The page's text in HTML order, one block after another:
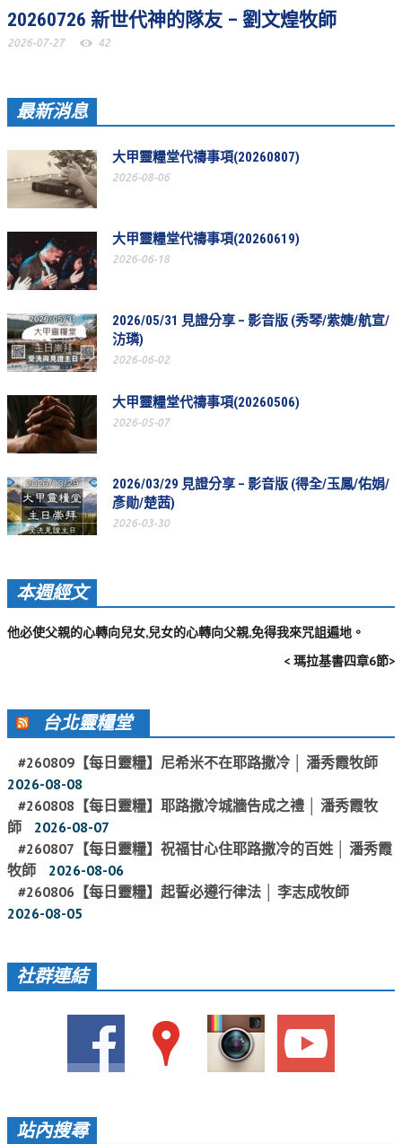
教會節慶_2019年
教會節慶_2018年
教會節慶_2016年
教會節慶_2015年
教會節慶_2014年
活動影音
活動影音_2026年
活動影音_2025年
活動影音_2024年
活動影音_2022年
活動影音_2021年
活動影音_2020年
活動影音_2019年
活動影音_2017年
活動影音_2013年
社區愛加倍
愛加倍協會介紹
愛加倍活動相簿
課後陪讀班資訊
陪讀班活動相簿
大甲靈糧堂 FB粉絲專頁
讚美之泉 YOUTUBE 頻道
信望愛全球資訊網
20260726 新世代神的隊友 – 劉文煌牧師
2026-07-27 42
最新消息
大甲靈糧堂代禱事項(20260807)
2026-08-06
大甲靈糧堂代禱事項(20260619)
2026-06-18
2026/05/31 見證分享 – 影音版 (秀琴/紫婕/航宣/
汸璘)
2026-06-02
大甲靈糧堂代禱事項(20260506)
2026-05-07
2026/03/29 見證分享 – 影音版 (得全/玉鳳/佑娟/
彥勛/楚茜)
2026-03-30
本週經文
他必使父親的心轉向兒女,兒女的心轉向父親,免得我來咒詛遍地。
< 瑪拉基書四章6節>
台北靈糧堂
#260809【每日靈糧】尼希米不在耶路撒冷 │ 潘秀霞牧師
2026-08-08
#260808【每日靈糧】耶路撒冷城牆告成之禮 │ 潘秀霞牧
師
2026-08-07
#260807【每日靈糧】祝福甘心住耶路撒冷的百姓 │ 潘秀霞
牧師
2026-08-06
#260806【每日靈糧】起誓必遵行律法 │ 李志成牧師
2026-08-05
社群連結
站內搜尋